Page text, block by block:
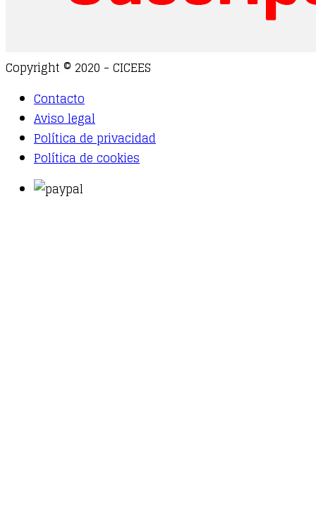
Copyright © 2020 - CICEES
Contacto
Aviso legal
Política de privacidad
Política de cookies